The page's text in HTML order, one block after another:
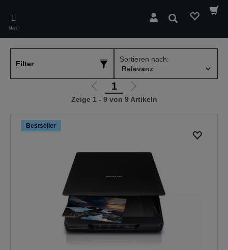
main
content
Menü
Suchen
Filter
Sortieren nach:
Zur
vorherigen
1
Zur
nächsten
Zeige 1 - 9 von 9 Artikeln
Bestseller